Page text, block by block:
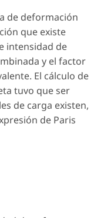
de deformación
que existe
intensidad de
y el factor
El cálculo de
tuvo que ser
de carga existen,
de Paris